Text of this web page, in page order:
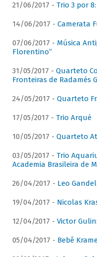
21/06/2017 - Trio 3 por
14/06/2017 - Camerata
07/06/2017 - Música
Florentino”
31/05/2017 - Quarteto
Fronteiras de Radamés
24/05/2017 - Quarteto
17/05/2017 - Trio Arqué
10/05/2017 - Quarteto
03/05/2017 - Trio
Academia Brasileira de
26/04/2017 - Leo
19/04/2017 - Nicolas
12/04/2017 - Victor
05/04/2017 - Bebê